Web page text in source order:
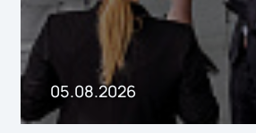
хранения
05.08.2026